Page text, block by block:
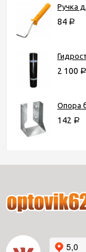
Ручка
84 Р
2 100 Р
Опора
142 Р